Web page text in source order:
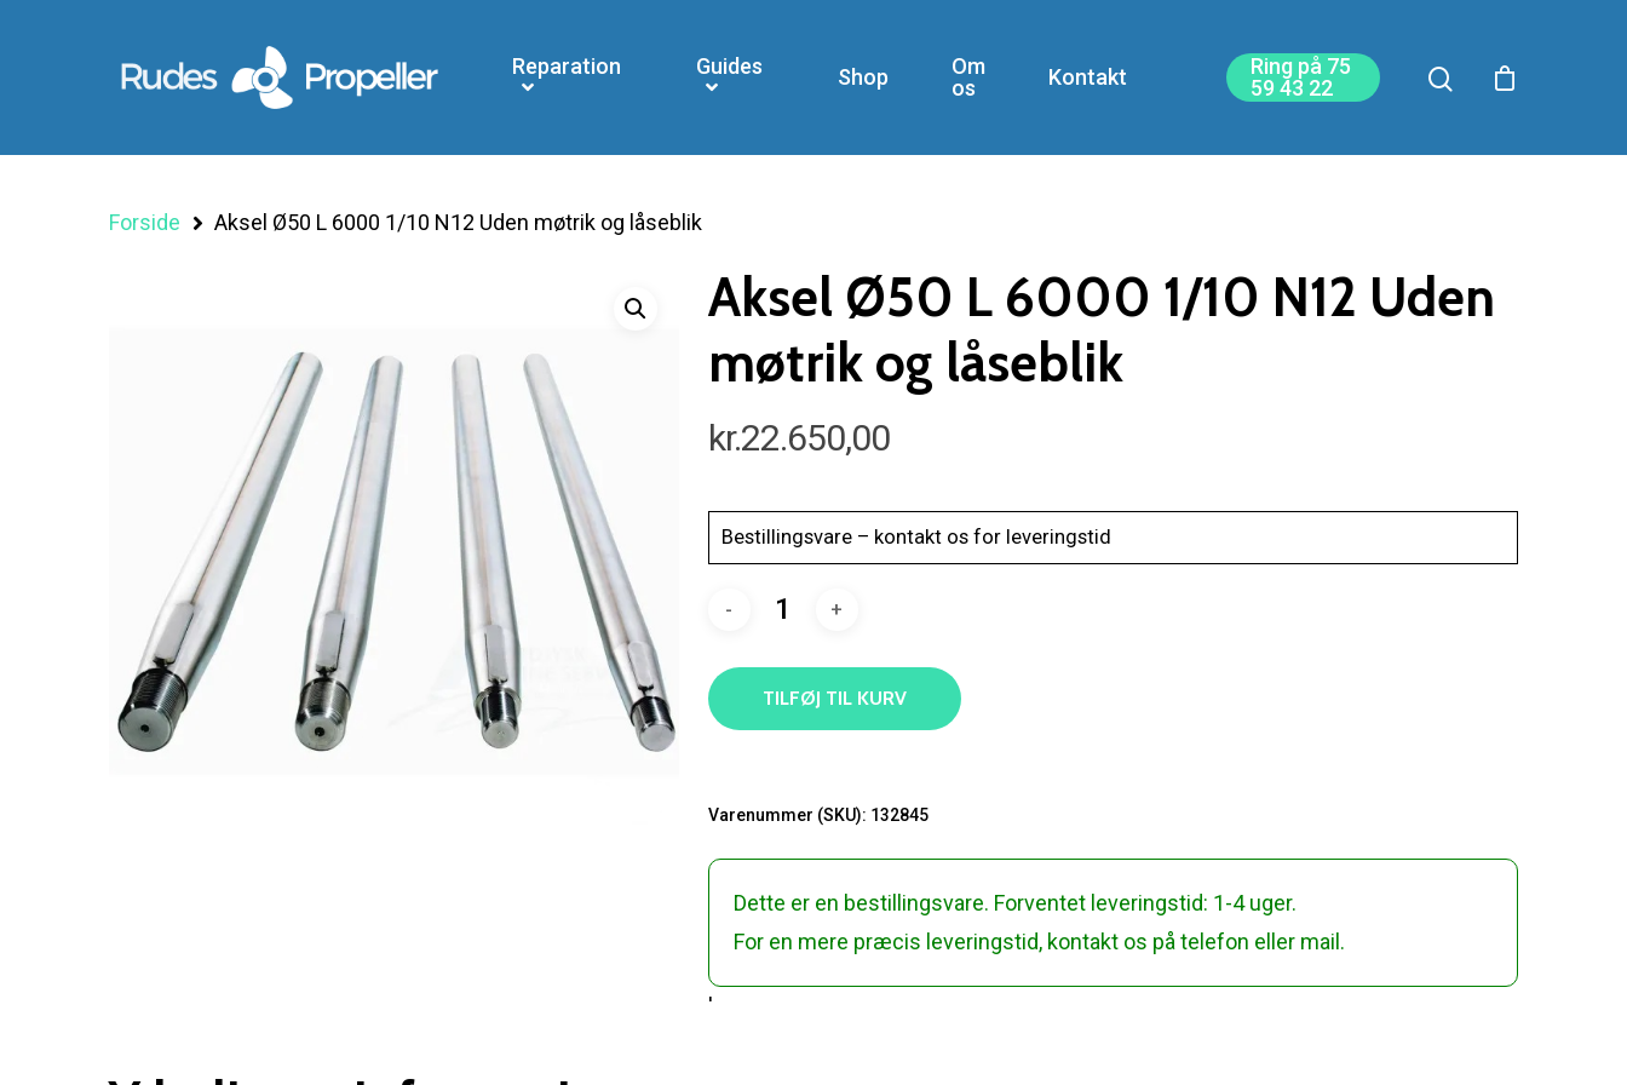
Søg efter et produkt, og tryk på enter
Reparation Guides Shop
Om
os
Kontakt
Ring på 75
59 43 22
Forside Aksel Ø50 L 6000 1/10 N12 Uden møtrik og låseblik
Aksel Ø50 L 6000 1/10 N12 Uden
møtrik og låseblik
kr.22.650,00
Bestillingsvare – kontakt os for leveringstid
TILFØJ TIL KURV
Varenummer (SKU): 132845
Dette er en bestillingsvare. Forventet leveringstid: 1-4 uger.
For en mere præcis leveringstid, kontakt os på telefon eller mail.
'